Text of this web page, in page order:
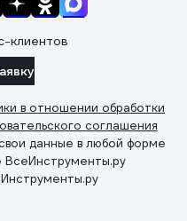
клиентов
в отношении обработки
соглашения
данные в любой форме
ВсеИнструменты.ру